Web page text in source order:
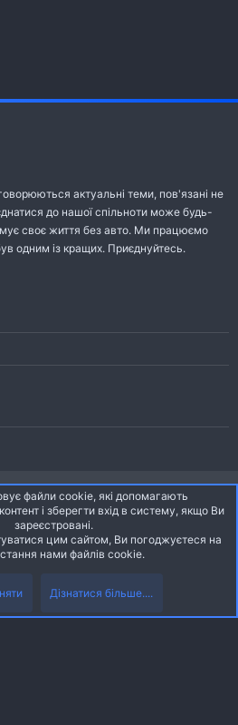
актуальні теми, пов'язані не
до нашої спільноти може будь-
своє життя без авто. Ми працюємо
одним із кращих. Приєднуйтесь.
® © 2010-2026 XenForo Ltd.
© 2010-2022 XenForo Ltd. | dev: Pages
файли cookie, які допомагають
і зберегти вхід в систему, якщо Ви
зареєстровані.
цим сайтом, Ви погоджуєтеся на
нами файлів cookie.
Дізнатися більше....